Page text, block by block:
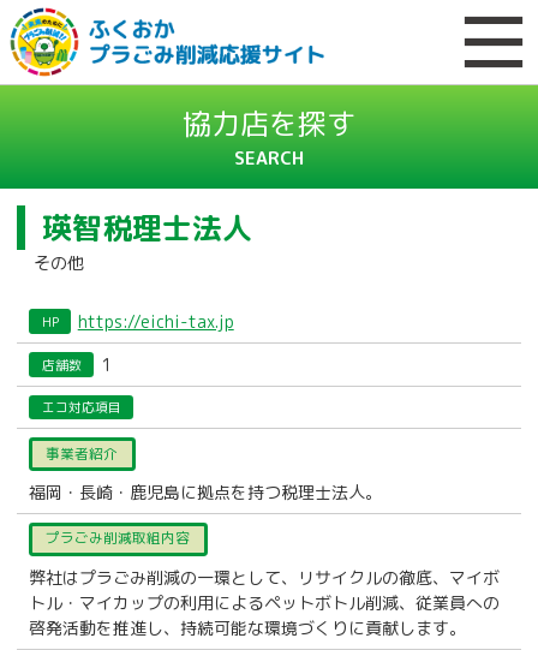
協力店を探す
SEARCH
瑛智税理士法人
その他
HP https://eichi-tax.jp
店舗数 1
エコ対応項目
事業者紹介
福岡・長崎・鹿児島に拠点を持つ税理士法人。
プラごみ削減取組内容
弊社はプラごみ削減の一環として、リサイクルの徹底、マイボ
トル・マイカップの利用によるペットボトル削減、従業員への
啓発活動を推進し、持続可能な環境づくりに貢献します。